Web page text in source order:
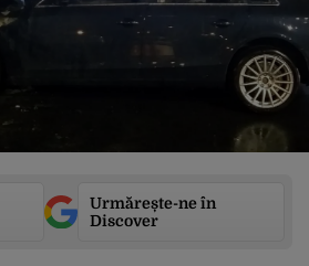
Urmărește-ne în
Discover